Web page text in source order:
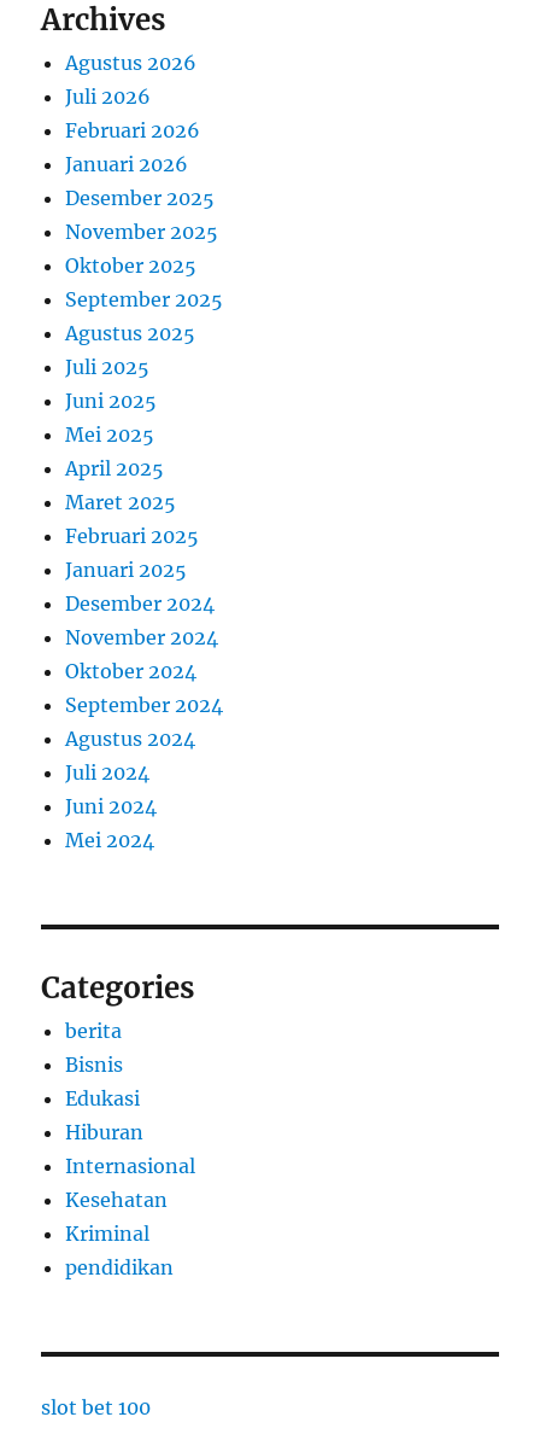
Archives
Agustus 2026
Juli 2026
Februari 2026
Januari 2026
Desember 2025
November 2025
Oktober 2025
September 2025
Agustus 2025
Juli 2025
Juni 2025
Mei 2025
April 2025
Maret 2025
Februari 2025
Januari 2025
Desember 2024
November 2024
Oktober 2024
September 2024
Agustus 2024
Juli 2024
Juni 2024
Mei 2024
Categories
berita
Bisnis
Edukasi
Hiburan
Internasional
Kesehatan
Kriminal
pendidikan
slot bet 100